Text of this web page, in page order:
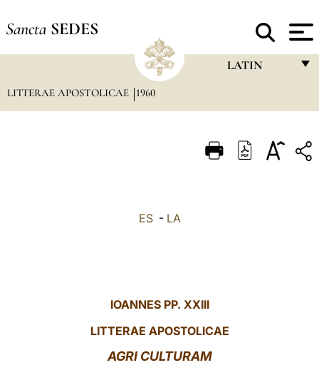
Sancta SEDES
LATIN
ITALIANO
LITTERAE APOSTOLICAE 1960
ES- LA
IOANNES PP. XXIII
LITTERAE APOSTOLICAE
AGRI CULTURAM